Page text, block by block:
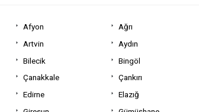
Afyon Ağrı
Artvin Aydın
Bilecik Bingöl
Çanakkale Çankırı
Edirne Elazığ